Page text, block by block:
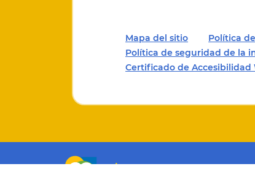
Mapa del sitio Política
Política de seguridad de la
Certificado de Accesibilidad